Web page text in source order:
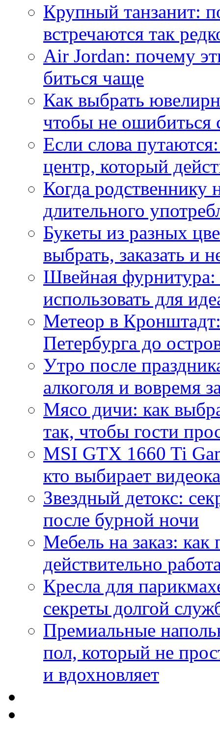
Крупный танзанит:
встречаются так
Air Jordan: почему
биться чаще
Как выбрать
чтобы не ошибиться
Если слова
центр, который
Когда
длительного
Букеты из разных
выбрать, заказать и
Швейная фурнитура:
использовать для
Метеор в
Петербурга до
Утро после
алкоголя и вовремя
Мясо дичи: как
так, чтобы гости
MSI GTX 1660 Ti
кто выбирает
Звездный детокс:
после бурной ночи
Мебель на заказ:
действительно
Кресла для
секреты долгой
Премиальные
пол, который не
и вдохновляет